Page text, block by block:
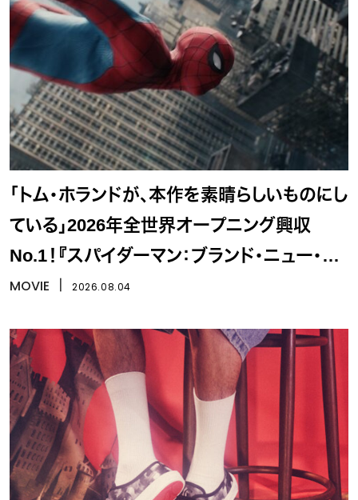
「トム・ホランドが、本作を素晴らしいものにし
ている」2026年全世界オープニング興収
No.1！『スパイダーマン：ブランド・ニュー・デ
イ』
MOVIE 2026.08.04